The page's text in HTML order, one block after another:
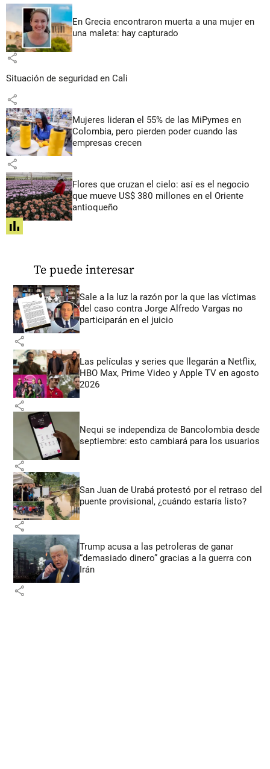
En Grecia encontraron muerta a una mujer en
una maleta: hay capturado
share
Situación de seguridad en Cali
share
Mujeres lideran el 55% de las MiPymes en
Colombia, pero pierden poder cuando las
empresas crecen
share
Flores que cruzan el cielo: así es el negocio
que mueve US$ 380 millones en el Oriente
antioqueño
share
Te puede interesar
Sale a la luz la razón por la que las víctimas
del caso contra Jorge Alfredo Vargas no
participarán en el juicio
share
Las películas y series que llegarán a Netflix,
HBO Max, Prime Video y Apple TV en agosto
2026
share
Nequi se independiza de Bancolombia desde
septiembre: esto cambiará para los usuarios
share
San Juan de Urabá protestó por el retraso del
puente provisional, ¿cuándo estaría listo?
share
Trump acusa a las petroleras de ganar
“demasiado dinero” gracias a la guerra con
Irán
share